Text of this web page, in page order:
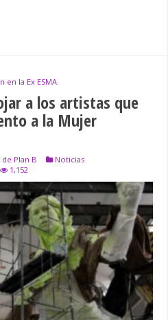
la Ex ESMA.
a los artistas que
a la Mujer
Plan B
Noticias
1,152